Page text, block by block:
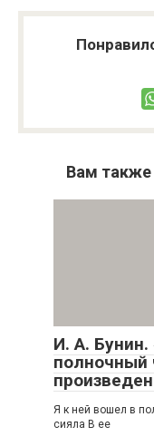
Вам
И. А.
полночный
Я к ней вошел в
сияла В ее